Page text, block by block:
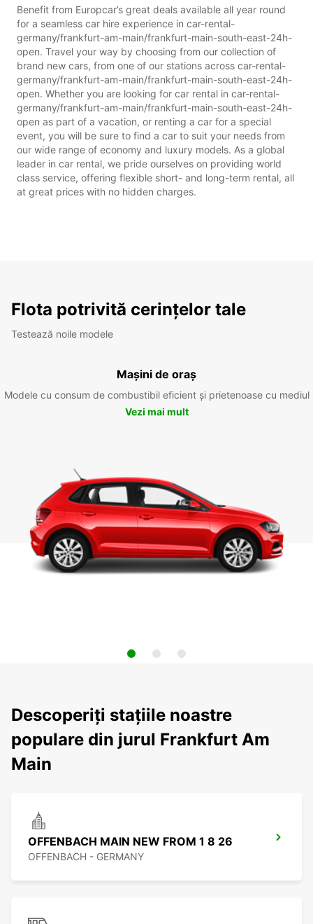
Benefit from Europcar’s great deals available all year round
for a seamless car hire experience in car-rental-
germany/frankfurt-am-main/frankfurt-main-south-east-24h-
open. Travel your way by choosing from our collection of
brand new cars, from one of our stations across car-rental-
germany/frankfurt-am-main/frankfurt-main-south-east-24h-
open. Whether you are looking for car rental in car-rental-
germany/frankfurt-am-main/frankfurt-main-south-east-24h-
open as part of a vacation, or renting a car for a special
event, you will be sure to find a car to suit your needs from
our wide range of economy and luxury models. As a global
leader in car rental, we pride ourselves on providing world
class service, offering flexible short- and long-term rental, all
at great prices with no hidden charges.
Flota potrivită cerințelor tale
Testează noile modele
Mașini de oraș
Modele cu consum de combustibil eficient și prietenoase cu mediul
Vezi mai mult
Descoperiți stațiile noastre
populare din jurul Frankfurt Am
Main
OFFENBACH MAIN NEW FROM 1 8 26
OFFENBACH - GERMANY